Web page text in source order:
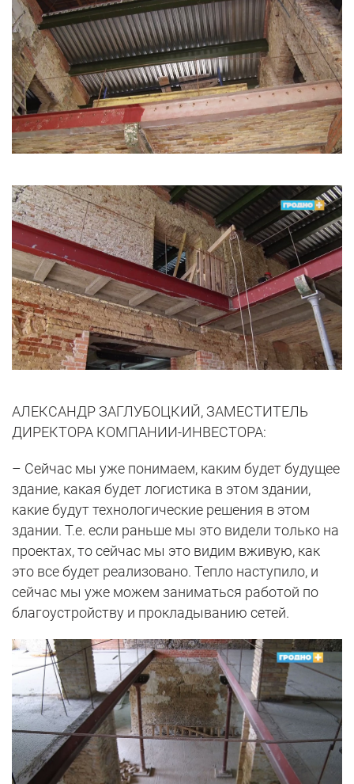
АЛЕКСАНДР ЗАГЛУБОЦКИЙ, ЗАМЕСТИТЕЛЬ
ДИРЕКТОРА КОМПАНИИ-ИНВЕСТОРА:
– Сейчас мы уже понимаем, каким будет будущее
здание, какая будет логистика в этом здании,
какие будут технологические решения в этом
здании. Т.е. если раньше мы это видели только на
проектах, то сейчас мы это видим вживую, как
это все будет реализовано. Тепло наступило, и
сейчас мы уже можем заниматься работой по
благоустройству и прокладыванию сетей.